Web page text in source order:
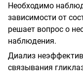
Необходимо
зависимости от
решает вопрос о
наблюдения.
Диализ
связывания